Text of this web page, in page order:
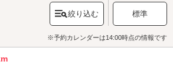
チャレンジすることができます。見学、体験学
粧筆などを取り扱うセレクトショップにもぜひ
リアのラブホテルからもアクセスが便利です。
絞り込む 標準
※予約カレンダーは14:00時点の情報です